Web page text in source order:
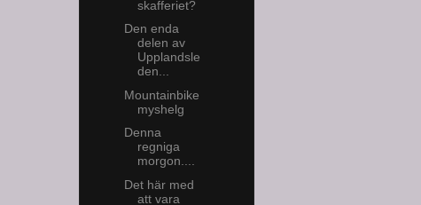
skafferiet?
Den enda
delen av
Upplandsle
den...
Mountainbike
myshelg
Denna
regniga
morgon....
Det här med
att vara